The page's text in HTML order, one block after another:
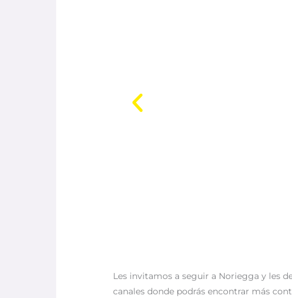
Les invitamos a seguir a Noriegga y les
canales donde podrás encontrar más